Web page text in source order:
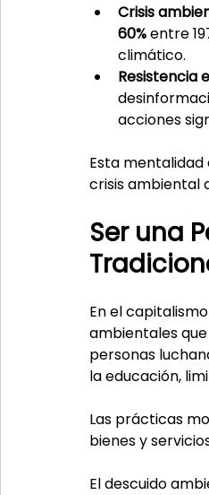
Crisis
60% entre
climático.
Resistencia
acciones
Esta
crisis ambiental
Ser una
En el
ambientales
personas
la educación,
Las prácticas
bienes y
El descuido